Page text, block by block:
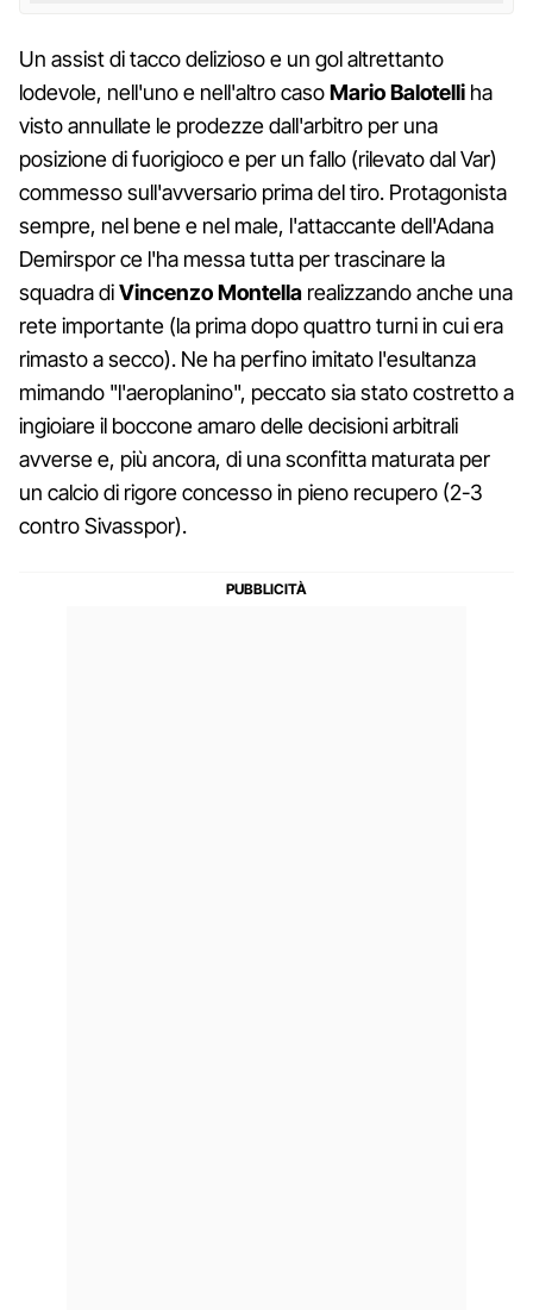
Un assist di tacco delizioso e un gol altrettanto
lodevole, nell'uno e nell'altro casoMario Balotelli ha
visto annullate le prodezze dall'arbitro per una
posizione di fuorigioco e per un fallo (rilevato dal Var)
commesso sull'avversario prima del tiro. Protagonista
sempre, nel bene e nel male, l'attaccante dell'Adana
Demirspor ce l'ha messa tutta per trascinare la
squadra diVincenzo Montella realizzando anche una
rete importante (la prima dopo quattro turni in cui era
rimasto a secco). Ne ha perfino imitato l'esultanza
mimando "l'aeroplanino", peccato sia stato costretto a
ingioiare il boccone amaro delle decisioni arbitrali
avverse e, più ancora, di una sconfitta maturata per
un calcio di rigore concesso in pieno recupero (2-3
contro Sivasspor).